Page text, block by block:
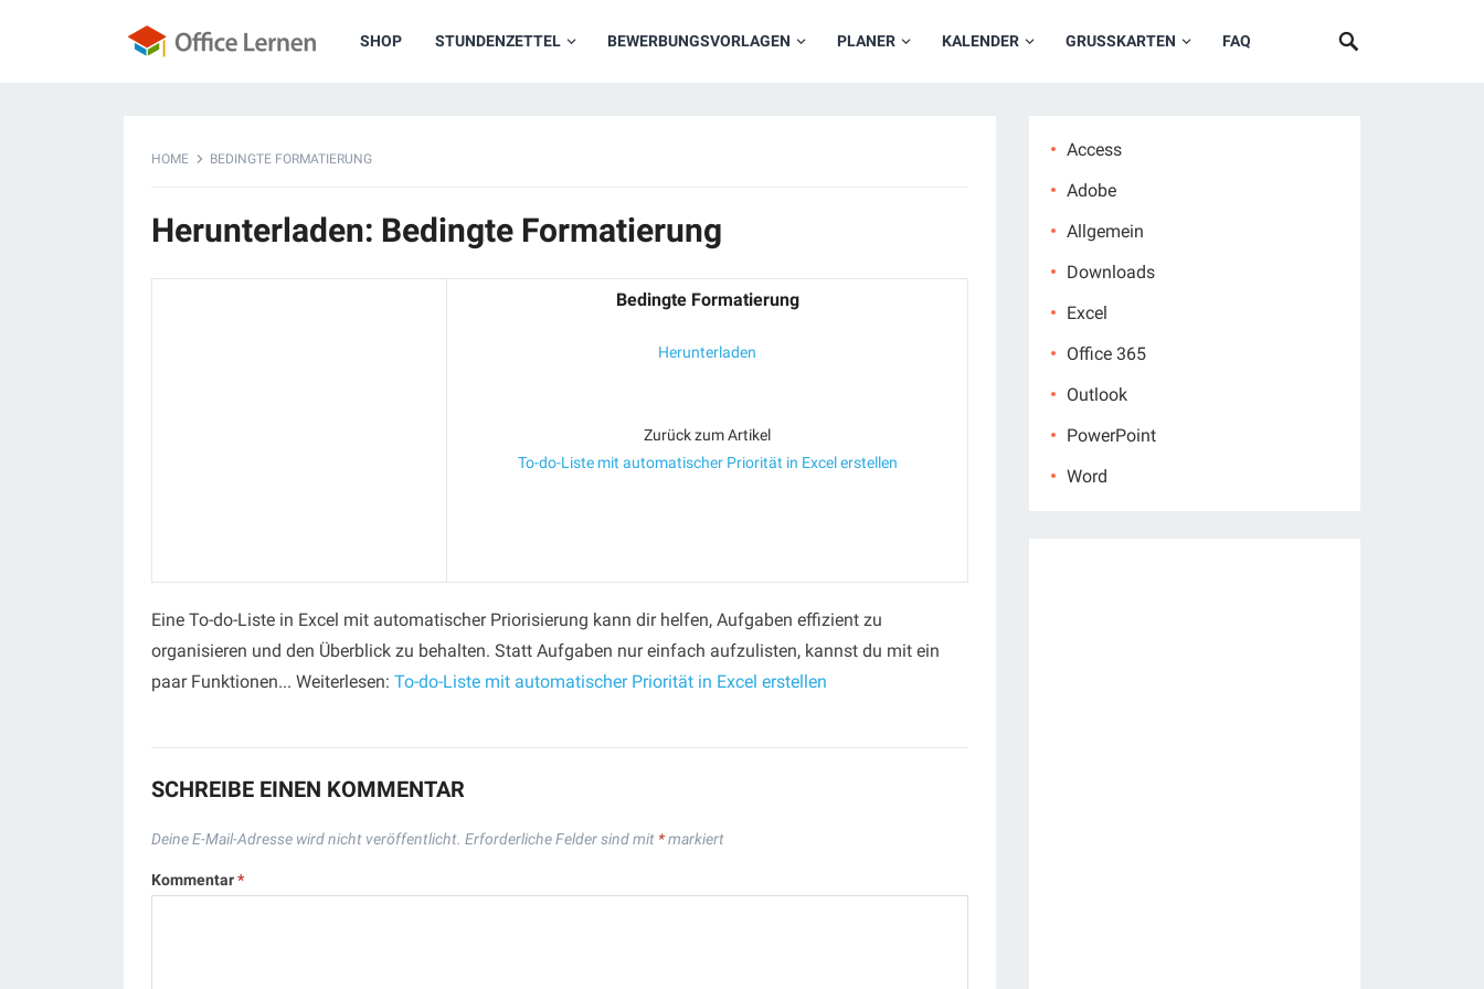
SHOP STUNDENZETTEL BEWERBUNGSVORLAGEN PLANER KALENDER GRUSSKARTEN FAQ
HOME BEDINGTE FORMATIERUNG
Herunterladen: Bedingte Formatierung
Bedingte Formatierung
Herunterladen
Zurück zum Artikel
To-do-Liste mit automatischer Priorität in Excel erstellen
Eine To-do-Liste in Excel mit automatischer Priorisierung kann dir helfen, Aufgaben effizient zu
organisieren und den Überblick zu behalten. Statt Aufgaben nur einfach aufzulisten, kannst du mit ein
paar Funktionen... Weiterlesen: To-do-Liste mit automatischer Priorität in Excel erstellen
SCHREIBE EINEN KOMMENTAR
Deine E-Mail-Adresse wird nicht veröffentlicht. Erforderliche Felder sind mit *markiert
Kommentar*
Access
Adobe
Allgemein
Downloads
Excel
Office 365
Outlook
PowerPoint
Word